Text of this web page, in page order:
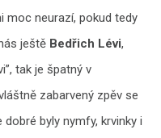
moc neurazí, pokud tedy
ještě Bedřich Lévi,
tak je špatný v
zabarvený zpěv se
byly nymfy, krvinky i